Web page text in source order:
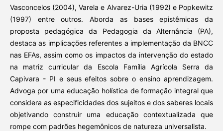
Vasconcelos (2004), Varela e Alvarez-Uria (1992) e Popkewitz
(1997) entre outros. Aborda as bases epistêmicas da
proposta pedagógica da Pedagogia da Alternância (PA),
destaca as implicações referentes a implementação da BNCC
nas EFAs, assim como os impactos da intervenção do estado
na matriz curricular da Escola Família Agrícola Serra da
Capivara - PI e seus efeitos sobre o ensino aprendizagem.
Advoga por uma educação holística de formação integral que
considera as especificidades dos sujeitos e dos saberes locais
objetivando construir uma educação contextualizada que
rompe com padrões hegemônicos de natureza universalista.